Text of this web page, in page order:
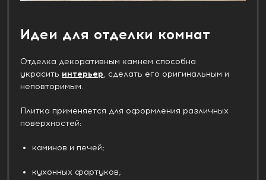
Идеи для отделки комнат
Отделка декоративным камнем способна
украсить интерьер, сделать его оригинальным и
неповторимым.
Плитка применяется для оформления различных
поверхностей:
каминов и печей;
кухонных фартуков;